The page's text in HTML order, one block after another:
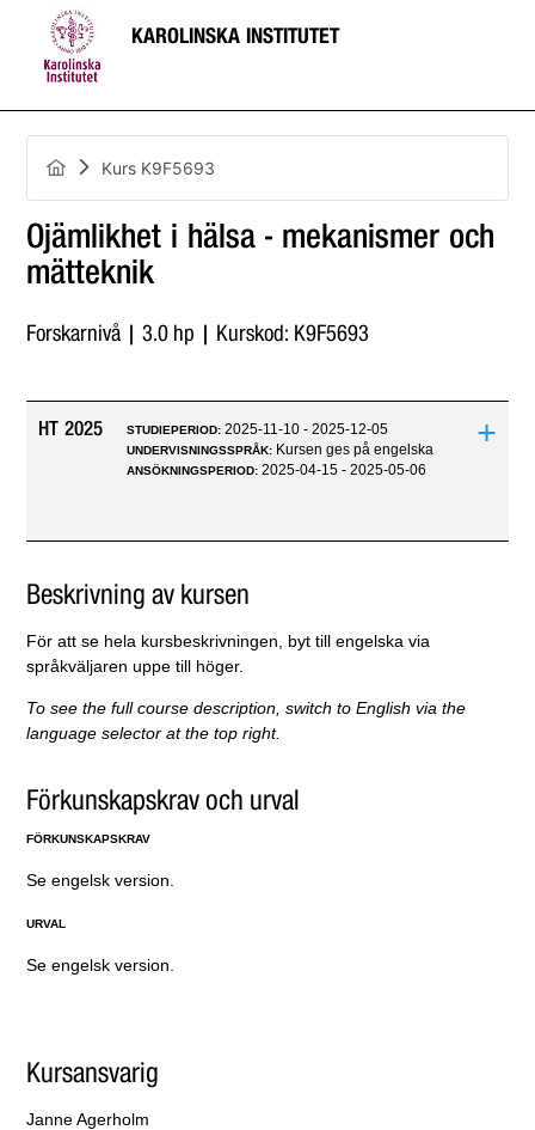
KAROLINSKA INSTITUTET
Kurs K9F5693
Ojämlikhet i hälsa - mekanismer och
mätteknik
Forskarnivå | 3.0 hp | Kurskod: K9F5693
HT 2025 STUDIEPERIOD:2025-11-10 - 2025-12-05
UNDERVISNINGSSPRÅK: Kursen ges på engelska
ANSÖKNINGSPERIOD:2025-04-15 - 2025-05-06
+
Beskrivning av kursen
För att se hela kursbeskrivningen, byt till engelska via
språkväljaren uppe till höger.
To see the full course description, switch to English via the
language selector at the top right.
Förkunskapskrav och urval
FÖRKUNSKAPSKRAV
Se engelsk version.
URVAL
Se engelsk version.
Kursansvarig
Janne Agerholm